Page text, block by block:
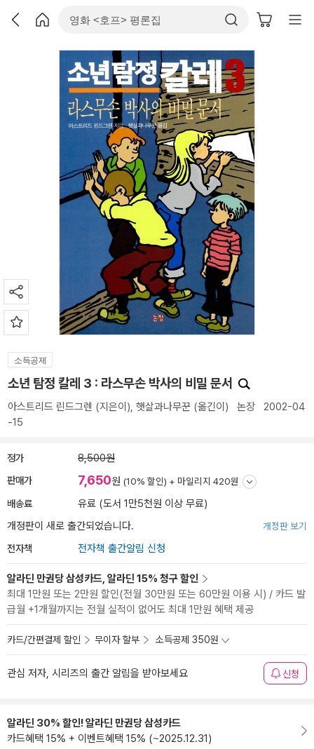
소득공제
소년 탐정 칼레 3 : 라스무손 박사의 비밀 문서
아스트리드 린드그렌 (지은이), 햇살과나무꾼 (옮긴이) 논장 2002-04
-15
정가 8,500원
판매가 7,650원 (10% 할인) + 마일리지 420원
배송료
유료 (도서 1만5천원 이상 무료)
개정판이 새로 출간되었습니다.
개정판 보기
전자책 전자책 출간알림 신청
알라딘 만권당 삼성카드, 알라딘 15% 청구 할인
최대 1만원 또는 2만원 할인(전월 30만원 또는 60만원 이용 시) / 카드 발
급월 +1개월까지는 전월 실적이 없어도 최대 1만원 혜택 제공
카드/간편결제 할인 무이자 할부 소득공제 350원
관심 저자, 시리즈의 출간 알림을 받아보세요 신청
알라딘 30% 할인! 알라딘 만권당 삼성카드
카드혜택 15% + 이벤트혜택 15% (~2025.12.31)